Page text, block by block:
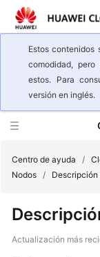
Estos contenidos
comodidad,
estos. Para
versión en inglés.
general
del
Centro de ayuda /
Nodos / Descripción
Actualización más